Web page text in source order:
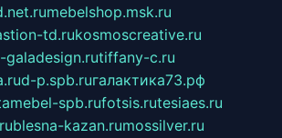
mebelshop.msk.ru
td.rukosmoscreative.ru
galadesign.rutiffany-c.ru
d-p.spb.ruгалактика73.рф
spb.rufotsis.rutesiaes.ru
blesna-kazan.rumossilver.ru